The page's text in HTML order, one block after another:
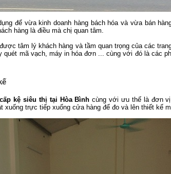
để vừa kinh doanh hàng bách hóa và vừa bán
hàng là điều mà chị quan tâm.
tâm lý khách hàng và tầm quan trọng của các
mã vạch, máy in hóa đơn ... cùng với đó là các
kệ siêu thị tại Hòa Bình cùng với ưu thế là đơn
trực tiếp xuống cửa hàng để đo và lên thiết kế